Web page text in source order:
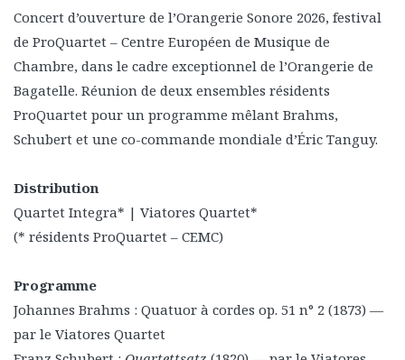
Concert d’ouverture de l’Orangerie Sonore 2026, festival
de ProQuartet – Centre Européen de Musique de
Chambre, dans le cadre exceptionnel de l’Orangerie de
Bagatelle. Réunion de deux ensembles résidents
ProQuartet pour un programme mêlant Brahms,
Schubert et une co-commande mondiale d’Éric Tanguy.
Distribution
Quartet Integra* | Viatores Quartet*
(* résidents ProQuartet – CEMC)
Programme
Johannes Brahms : Quatuor à cordes op. 51 n° 2 (1873) —
par le Viatores Quartet